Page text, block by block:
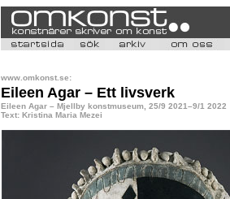
www.omkonst.se:
Eileen Agar – Ett livsverk
Eileen Agar – Mjellby konstmuseum, 25/9 2021–9/1 2022
Text: Kristina Maria Mezei